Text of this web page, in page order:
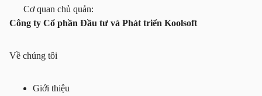
Cơ quan chủ quản:
Công ty Cổ phần Đầu tư và Phát triển Koolsoft
Về chúng tôi
Giới thiệu